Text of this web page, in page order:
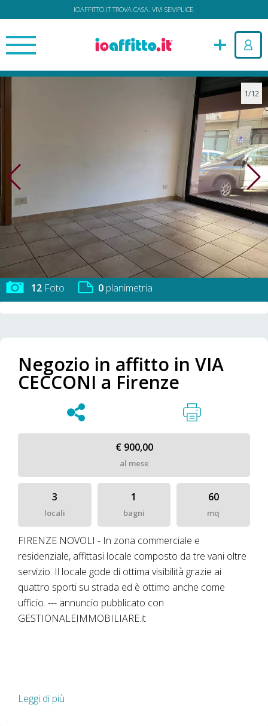
IOAFFITTO.IT TROVA CASA. VIVI SEMPLICE.
1/12
12 Foto 0 planimetria
Negozio in affitto in VIA
CECCONI a Firenze
€ 900,00
al mese
3
locali
1
bagni
60
mq
FIRENZE NOVOLI - In zona commerciale e
residenziale, affittasi locale composto da tre vani oltre
servizio. Il locale gode di ottima visibilità grazie ai
quattro sporti su strada ed è ottimo anche come
ufficio. --- annuncio pubblicato con
GESTIONALEIMMOBILIARE.it
Leggi di più